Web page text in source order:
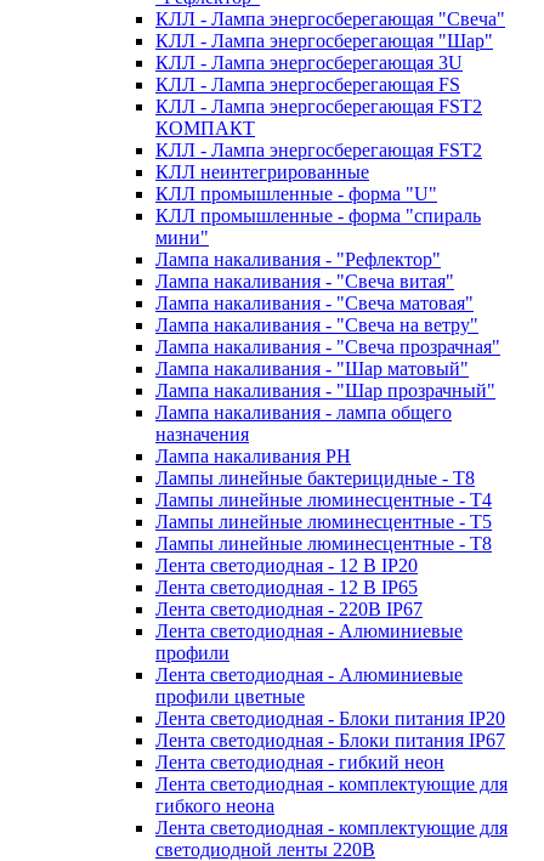
КЛЛ - Лампа энергосберегающая "Свеча"
КЛЛ - Лампа энергосберегающая "Шар"
КЛЛ - Лампа энергосберегающая 3U
КЛЛ - Лампа энергосберегающая FS
КЛЛ - Лампа энергосберегающая FST2
КОМПАКТ
КЛЛ - Лампа энергосберегающая FSТ2
КЛЛ неинтегрированные
КЛЛ промышленные - форма "U"
КЛЛ промышленные - форма "спираль
мини"
Лампа накаливания - "Рефлектор"
Лампа накаливания - "Свеча витая"
Лампа накаливания - "Свеча матовая"
Лампа накаливания - "Свеча на ветру"
Лампа накаливания - "Свеча прозрачная"
Лампа накаливания - "Шар матовый"
Лампа накаливания - "Шар прозрачный"
Лампа накаливания - лампа общего
назначения
Лампа накаливания РН
Лампы линейные бактерицидные - Т8
Лампы линейные люминесцентные - Т4
Лампы линейные люминесцентные - Т5
Лампы линейные люминесцентные - Т8
Лента светодиодная - 12 В IP20
Лента светодиодная - 12 В IP65
Лента светодиодная - 220В IP67
Лента светодиодная - Алюминиевые
профили
Лента светодиодная - Алюминиевые
профили цветные
Лента светодиодная - Блоки питания IP20
Лента светодиодная - Блоки питания IP67
Лента светодиодная - гибкий неон
Лента светодиодная - комплектующие для
гибкого неона
Лента светодиодная - комплектующие для
светодиодной ленты 220В